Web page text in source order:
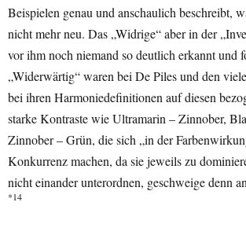
Beispielen genau und anschaulich beschreibt,
nicht mehr neu. Das „Widrige“ aber in der
vor ihm noch niemand so deutlich erkannt und
„Widerwärtig“ waren bei De Piles und den
bei ihren Harmoniedefinitionen auf diesen
starke Kontraste wie Ultramarin – Zinnober,
Zinnober – Grün, die sich „in der
Konkurrenz machen, da sie jeweils zu
nicht einander unterordnen, geschweige denn
*14